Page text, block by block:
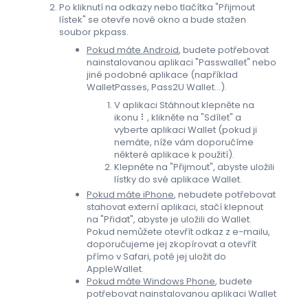
Po kliknutí na odkazy nebo tlačítka "Přijmout
lístek" se otevře nové okno a bude stažen
soubor pkpass.
Pokud máte Android, budete potřebovat
nainstalovanou aplikaci "Passwallet" nebo
jiné podobné aplikace (například
WalletPasses, Pass2U Wallet...).
V aplikaci Stáhnout klepněte na
ikonu ⠇, klikněte na "Sdílet" a
vyberte aplikaci Wallet (pokud ji
nemáte, níže vám doporučíme
některé aplikace k použití).
Klepněte na "Přijmout", abyste uložili
lístky do své aplikace Wallet.
Pokud máte iPhone, nebudete potřebovat
stahovat externí aplikaci, stačí klepnout
na "Přidat", abyste je uložili do Wallet.
Pokud nemůžete otevřít odkaz z e-mailu,
doporučujeme jej zkopírovat a otevřít
přímo v Safari, poté jej uložit do
AppleWallet.
Pokud máte Windows Phone, budete
potřebovat nainstalovanou aplikaci Wallet